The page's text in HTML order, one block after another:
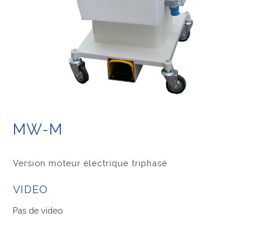
MW-M
Version moteur électrique triphasé
VIDEO
Pas de video